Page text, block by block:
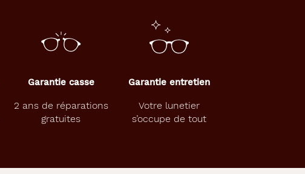
Garantie casse
2 ans de réparations
gratuites
Garantie entretien
Votre lunetier
s’occupe de tout